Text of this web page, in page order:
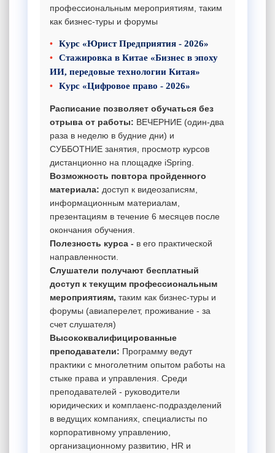
профессиональным мероприятиям, таким
как бизнес-туры и форумы
Курс «Юрист Предприятия - 2026»
Стажировка в Китае «Бизнес в эпоху
ИИ, передовые технологии Китая»
Курс «Цифровое право - 2026»
Расписание позволяет обучаться без
отрыва от работы: ВЕЧЕРНИЕ (один-два
раза в неделю в будние дни) и
СУББОТНИЕ занятия, просмотр курсов
дистанционно на площадке iSpring.
Возможность повтора пройденного
материала: доступ к видеозаписям,
информационным материалам,
презентациям в течение 6 месяцев после
окончания обучения.
Полезность курса - в его практической
направленности.
Слушатели получают бесплатный
доступ к текущим профессиональным
мероприятиям, таким как бизнес-туры и
форумы (авиаперелет, проживание - за
счет слушателя)
Высококвалифицированные
преподаватели: Программу ведут
практики с многолетним опытом работы на
стыке права и управления. Среди
преподавателей - руководители
юридических и комплаенс-подразделений
в ведущих компаниях, специалисты по
корпоративному управлению,
организационному развитию, HR и